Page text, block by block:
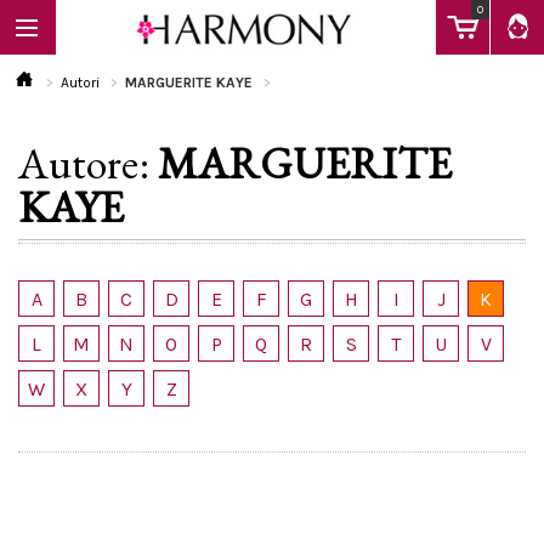
0
EBOOK
LIBRI
Calendario
Autori MARGUERITE KAYE
Autore:MARGUERITE
KAYE
A B C D E F G H I J
K
L
M N O P Q R S T U
V
W
X Y Z